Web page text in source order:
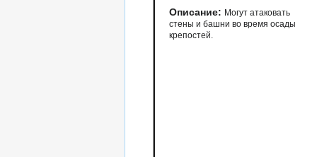
Описание: Могут атаковать
стены и башни во время осады
крепостей.